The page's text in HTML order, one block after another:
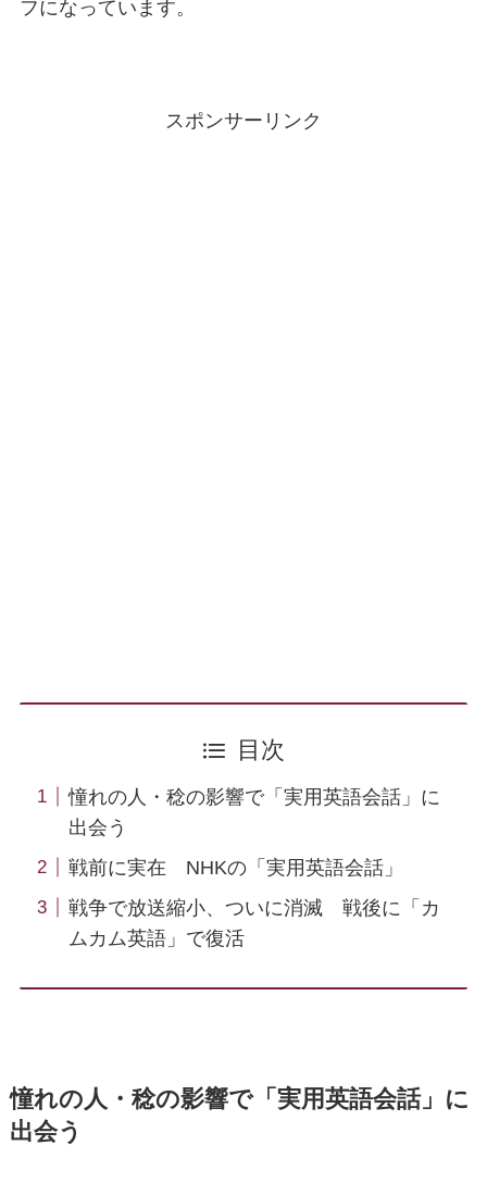
フになっています。
スポンサーリンク
目次
憧れの人・稔の影響で「実用英語会話」に
出会う
戦前に実在 NHKの「実用英語会話」
戦争で放送縮小、ついに消滅 戦後に「カ
ムカム英語」で復活
憧れの人・稔の影響で「実用英語会話」に
出会う